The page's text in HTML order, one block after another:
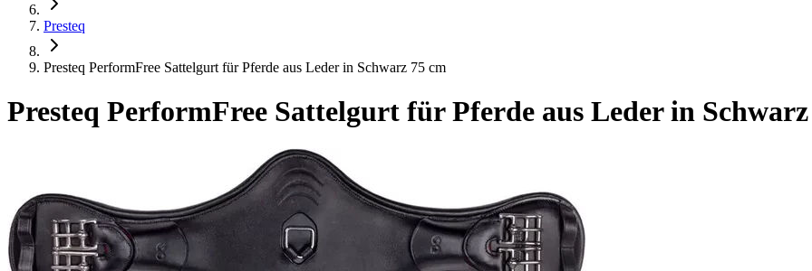
Presteq
Presteq PerformFree Sattelgurt für Pferde aus Leder in Schwarz 75 cm
Presteq PerformFree Sattelgurt für Pferde aus Leder in